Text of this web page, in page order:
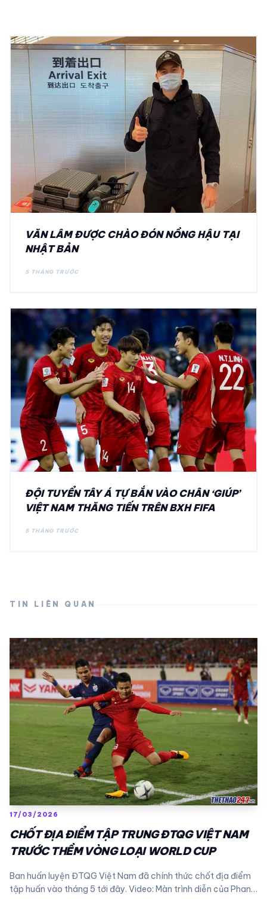
VĂN LÂM ĐƯỢC CHÀO ĐÓN NỒNG HẬU TẠI
NHẬT BẢN
5 THÁNG TRƯỚC
ĐỘI TUYỂN TÂY Á TỰ BẮN VÀO CHÂN ‘GIÚP’
VIỆT NAM THĂNG TIẾN TRÊN BXH FIFA
5 THÁNG TRƯỚC
TIN LIÊN QUAN
17/03/2026
CHỐT ĐỊA ĐIỂM TẬP TRUNG ĐTQG VIỆT NAM
TRƯỚC THỀM VÒNG LOẠI WORLD CUP
Ban huấn luyện ĐTQG Việt Nam đã chính thức chốt địa điểm
tập huấn vào tháng 5 tới đây. Video: Màn trình diễn của Phan…